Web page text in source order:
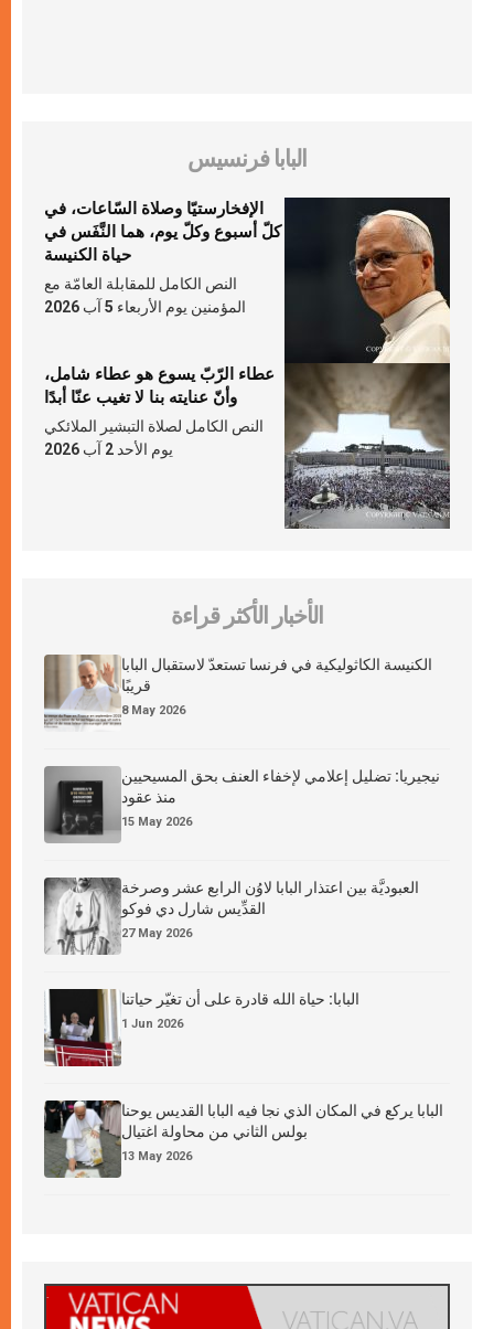
البابا فرنسيس
الإفخارستيّا وصلاة السّاعات، في
كلّ أسبوع وكلّ يوم، هما النَّفَس في
حياة الكنيسة
النص الكامل للمقابلة العامّة مع
المؤمنين يوم الأربعاء 5 آب 2026
عطاء الرّبّ يسوع هو عطاء شامل،
وأنّ عنايته بنا لا تغيب عنّا أبدًا
النص الكامل لصلاة التبشير الملائكي
يوم الأحد 2 آب 2026
الأخبار الأكثر قراءة
الكنيسة الكاثوليكية في فرنسا تستعدّ لاستقبال البابا
قريبًا
8 May 2026
نيجيريا: تضليل إعلامي لإخفاء العنف بحق المسيحيين
منذ عقود
15 May 2026
العبوديَّة بين اعتذار البابا لاوُن الرابع عشر وصرخة
القدِّيس شارل دي فوكو
27 May 2026
البابا: حياة الله قادرة على أن تغيّر حياتنا
1 Jun 2026
البابا يركع في المكان الذي نجا فيه البابا القديس يوحنا
بولس الثاني من محاولة اغتيال
13 May 2026